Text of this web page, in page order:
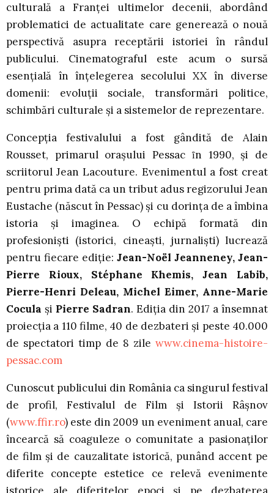
culturală a Franței ultimelor decenii, abordând
problematici de actualitate care generează o nouă
perspectivă asupra receptării istoriei în rândul
publicului. Cinematograful este acum o sursă
esențială în înțelegerea secolului XX în diverse
domenii: evoluții sociale, transformări politice,
schimbări culturale și a sistemelor de reprezentare.
Concepția festivalului a fost gândită de Alain
Rousset, primarul orașului Pessac ȋn 1990, și de
scriitorul Jean Lacouture. Evenimentul a fost creat
pentru prima dată ca un tribut adus regizorului Jean
Eustache (născut în Pessac) și cu dorința de a îmbina
istoria și imaginea. O echipă formată din
profesionişti (istorici, cineaşti, jurnalişti) lucrează
pentru fiecare ediţie: Jean-Noël Jeanneney, Jean-
Pierre Rioux, Stéphane Khemis, Jean Labib,
Pierre-Henri Deleau, Michel Eimer, Anne-Marie
Cocula şi Pierre Sadran. Ediţia din 2017 a însemnat
proiecția a 110 filme, 40 de dezbateri şi peste 40.000
de spectatori timp de 8 zile www.cinema-histoire-
pessac.com
Cunoscut publicului din România ca singurul festival
de profil, Festivalul de Film și Istorii Râșnov
(www.ffir.ro) este din 2009 un eveniment anual, care
încearcă să coaguleze o comunitate a pasionaților
de film și de cauzalitate istorică, punând accent pe
diferite concepte estetice ce relevă evenimente